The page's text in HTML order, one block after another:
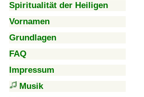
Spiritualität der Heiligen
Vornamen
Grundlagen
FAQ
Impressum
Musik